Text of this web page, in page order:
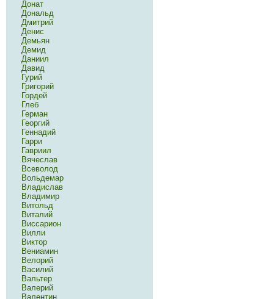
Донат
Дональд
Дмитрий
Денис
Демьян
Демид
Даниил
Давид
Гурий
Григорий
Гордей
Глеб
Герман
Георгий
Геннадий
Гарри
Гавриил
Вячеслав
Всеволод
Вольдемар
Владислав
Владимир
Витольд
Виталий
Виссарион
Вилли
Виктор
Вениамин
Велорий
Василий
Вальтер
Валерий
Валентин